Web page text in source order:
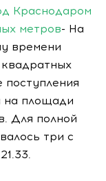
Краснодаром
метров- На
времени
поступления
на площади
Для полной
три с